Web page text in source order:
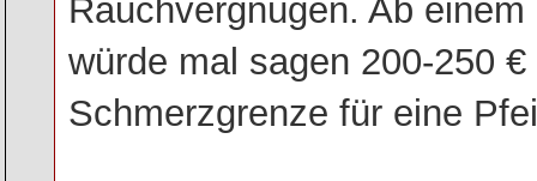
Rauchvergnügen. Ab
würde mal sagen 200-250
Schmerzgrenze für eine